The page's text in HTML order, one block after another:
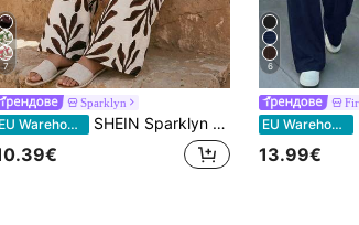
7
Sparklyn
EU Warehouse SHEIN Sparklyn Ежедневен, удобен гащеризон за момичета Tween, в стил бохо, с презрамки и спагети
6
EU Warehouse
13.99€